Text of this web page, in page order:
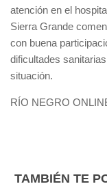
atención en el
Sierra Grande
con buena
dificultades
situación.
RÍO NEGRO
TAMBIÉN TE